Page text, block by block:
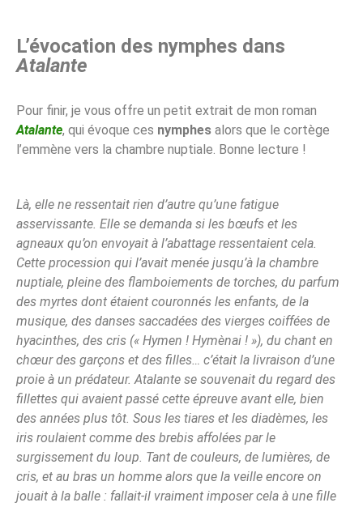
L’évocation des nymphes dans
Atalante
Pour finir, je vous offre un petit extrait de mon roman
Atalante, qui évoque ces nymphes alors que le cortège
l’emmène vers la chambre nuptiale. Bonne lecture !
Là, elle ne ressentait rien d’autre qu’une fatigue
asservissante. Elle se demanda si les bœufs et les
agneaux qu’on envoyait à l’abattage ressentaient cela.
Cette procession qui l’avait menée jusqu’à la chambre
nuptiale, pleine des flamboiements de torches, du parfum
des myrtes dont étaient couronnés les enfants, de la
musique, des danses saccadées des vierges coiffées de
hyacinthes, des cris (« Hymen ! Hymènai ! »), du chant en
chœur des garçons et des filles… c’était la livraison d’une
proie à un prédateur. Atalante se souvenait du regard des
fillettes qui avaient passé cette épreuve avant elle, bien
des années plus tôt. Sous les tiares et les diadèmes, les
iris roulaient comme des brebis affolées par le
surgissement du loup. Tant de couleurs, de lumières, de
cris, et au bras un homme alors que la veille encore on
jouait à la balle : fallait-il vraiment imposer cela à une fille